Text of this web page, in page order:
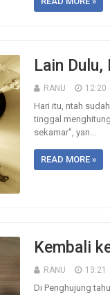
Lain Dulu,
RANU 12:20
Hari itu, ntah
tinggal
sekamar", yan...
READ MORE »
Kembali
RANU 13:21
Di Penghujung